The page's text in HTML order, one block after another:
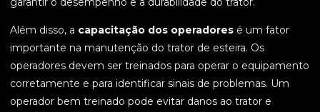
Além disso, a capacitação dos operadores é um fator
importante na manutenção do trator de esteira. Os
operadores devem ser treinados para operar o equipamento
corretamente e para identificar sinais de problemas. Um
operador bem treinado pode evitar danos ao trator e